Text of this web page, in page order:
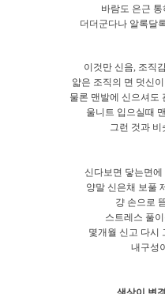
바람도 은근
더더군다나 알록달
이것만 신음, 조직
얇은 조직의 면 덧신
물론 맨발에 신으셔도
울니트 입으실때
그런 것과 비
신다보면 닿는면에
양말 신은채 보풀
걍 손으로
스트레스 풀
몇개월 신고 다시
내구성